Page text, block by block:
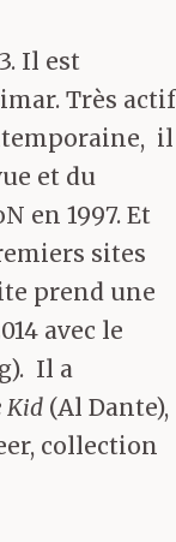
Il est
Très actif
il
et du
en 1997. Et
sites
prend une
avec le
Il a
Kid (Al Dante),
collection